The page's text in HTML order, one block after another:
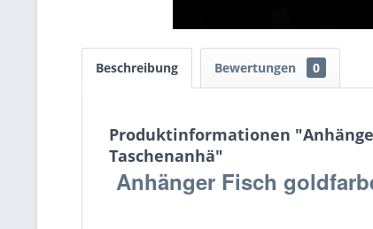
Beschreibung Bewertungen 0
Produktinformationen
Taschenanhä"
Anhänger Fisch